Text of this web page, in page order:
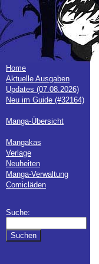
Home
Aktuelle Ausgaben
Updates (07.08.2026)
Neu im Guide (#32164)
Manga-Übersicht
Mangakas
Verlage
Neuheiten
Manga-Verwaltung
Comicläden
Suche: